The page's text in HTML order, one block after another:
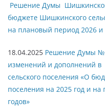
Решение Думы
бюджете Шишкинского
на плановый период 2026 и
18.04.2025 Решение Думы №
изменений и дополнений
сельского поселения «О
поселения на 2025 год и
годов»